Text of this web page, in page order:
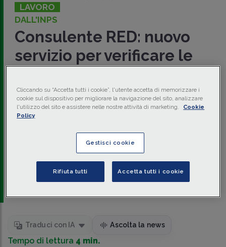
LAVORO
DALL'INPS
Consulente RED: nuovo
servizio per verificare le
reddito
L’INPS, conMess. 11 febbraio 2025 n. 525, comunica il
rilascio
prestazioni collegate al reddito
a cura diredazione Memento
Traduci con IA Ascolta la news
Tempo di lettura 4 min.
Cliccando su “Accetta tutti i cookie”, l'utente accetta di memorizzare i
cookie sul dispositivo per migliorare la navigazione del sito, analizzare
l'utilizzo del sito e assistere nelle nostre attività di marketing.
Cookie
Policy
Gestisci cookie
Rifiuta tutti Accetta tutti i cookie